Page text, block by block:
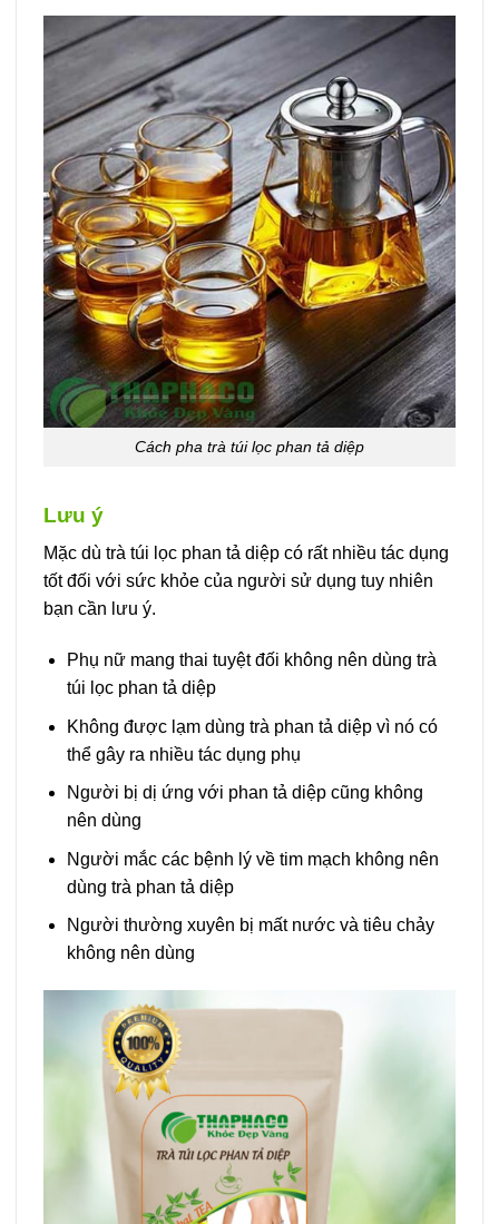
Cách pha trà túi lọc phan tả diệp
Lưu ý
Mặc dù trà túi lọc phan tả diệp có rất nhiều tác dụng
tốt đối với sức khỏe của người sử dụng tuy nhiên
bạn cần lưu ý.
Phụ nữ mang thai tuyệt đối không nên dùng trà
túi lọc phan tả diệp
Không được lạm dùng trà phan tả diệp vì nó có
thể gây ra nhiều tác dụng phụ
Người bị dị ứng với phan tả diệp cũng không
nên dùng
Người mắc các bệnh lý về tim mạch không nên
dùng trà phan tả diệp
Người thường xuyên bị mất nước và tiêu chảy
không nên dùng